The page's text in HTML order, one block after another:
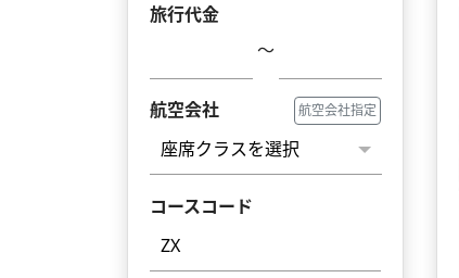
旅行代金
～
航空会社 航空会社指定
コースコード